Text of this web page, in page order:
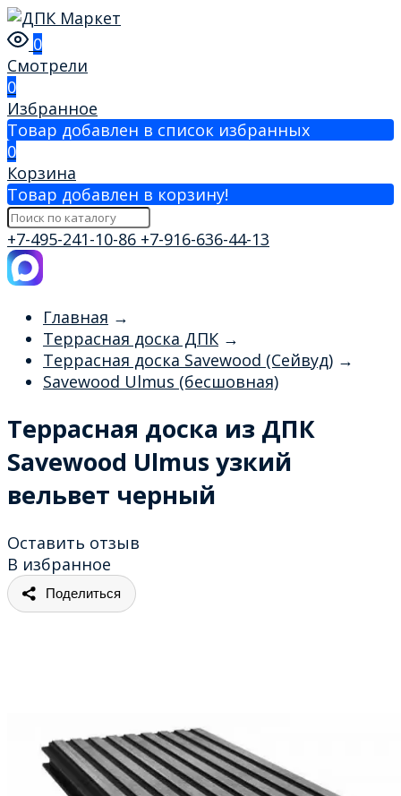
0
Смотрели
0
Избранное
Товар добавлен в список избранных
0
Корзина
Товар добавлен в корзину!
+7-495-241-10-86 +7-916-636-44-13
Главная →
Террасная доска ДПК →
Террасная доска Savewood (Сейвуд) →
Savewood Ulmus (бесшовная)
Террасная доска из ДПК
Savewood Ulmus узкий
вельвет черный
Оставить отзыв
В избранное
Поделиться